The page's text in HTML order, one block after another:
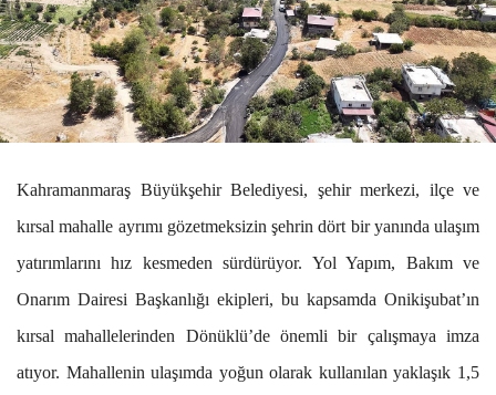
Kahramanmaraş Büyükşehir Belediyesi, şehir merkezi, ilçe ve
kırsal mahalle ayrımı gözetmeksizin şehrin dört bir yanında ulaşım
yatırımlarını hız kesmeden sürdürüyor. Yol Yapım, Bakım ve
Onarım Dairesi Başkanlığı ekipleri, bu kapsamda Onikişubat’ın
kırsal mahallelerinden Dönüklü’de önemli bir çalışmaya imza
atıyor. Mahallenin ulaşımda yoğun olarak kullanılan yaklaşık 1,5